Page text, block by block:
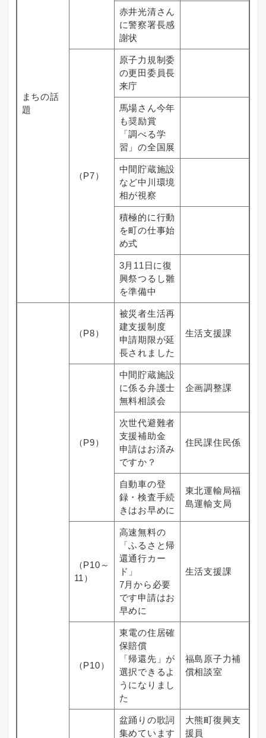
まちの話
題
赤井光清さん
に警察署長感
謝状
（P7）
原子力規制委
の更田委員長
来庁
馬場さん今年
も奨励賞
「調べる学
習」の全国展
中間貯蔵施設
など中川環境
相が視察
積極的に行動
を町の仕事始
め式
3月11日に復
興祭つるし雛
を準備中
（P8）
被災者生活再
建支援制度
申請期限が延
長されました
生活支援課
（P9）
中間貯蔵施設
に係る弁護士
無料相談会
企画調整課
次世代避難者
支援補助金
申請はお済み
ですか？
住民課住民係
自動車の登
録・検査手続
きはお早めに
東北運輸局福
島運輸支局
（P10～
11）
高速無料の
「ふるさと帰
還通行カー
ド」
7月から必要
です申請はお
早めに
生活支援課
（P10）
東電の住居確
保賠償
「帰還先」が
選択できるよ
うになりまし
た
福島原子力補
償相談室
盆踊りの歌詞
集めています
大熊町復興支
援員